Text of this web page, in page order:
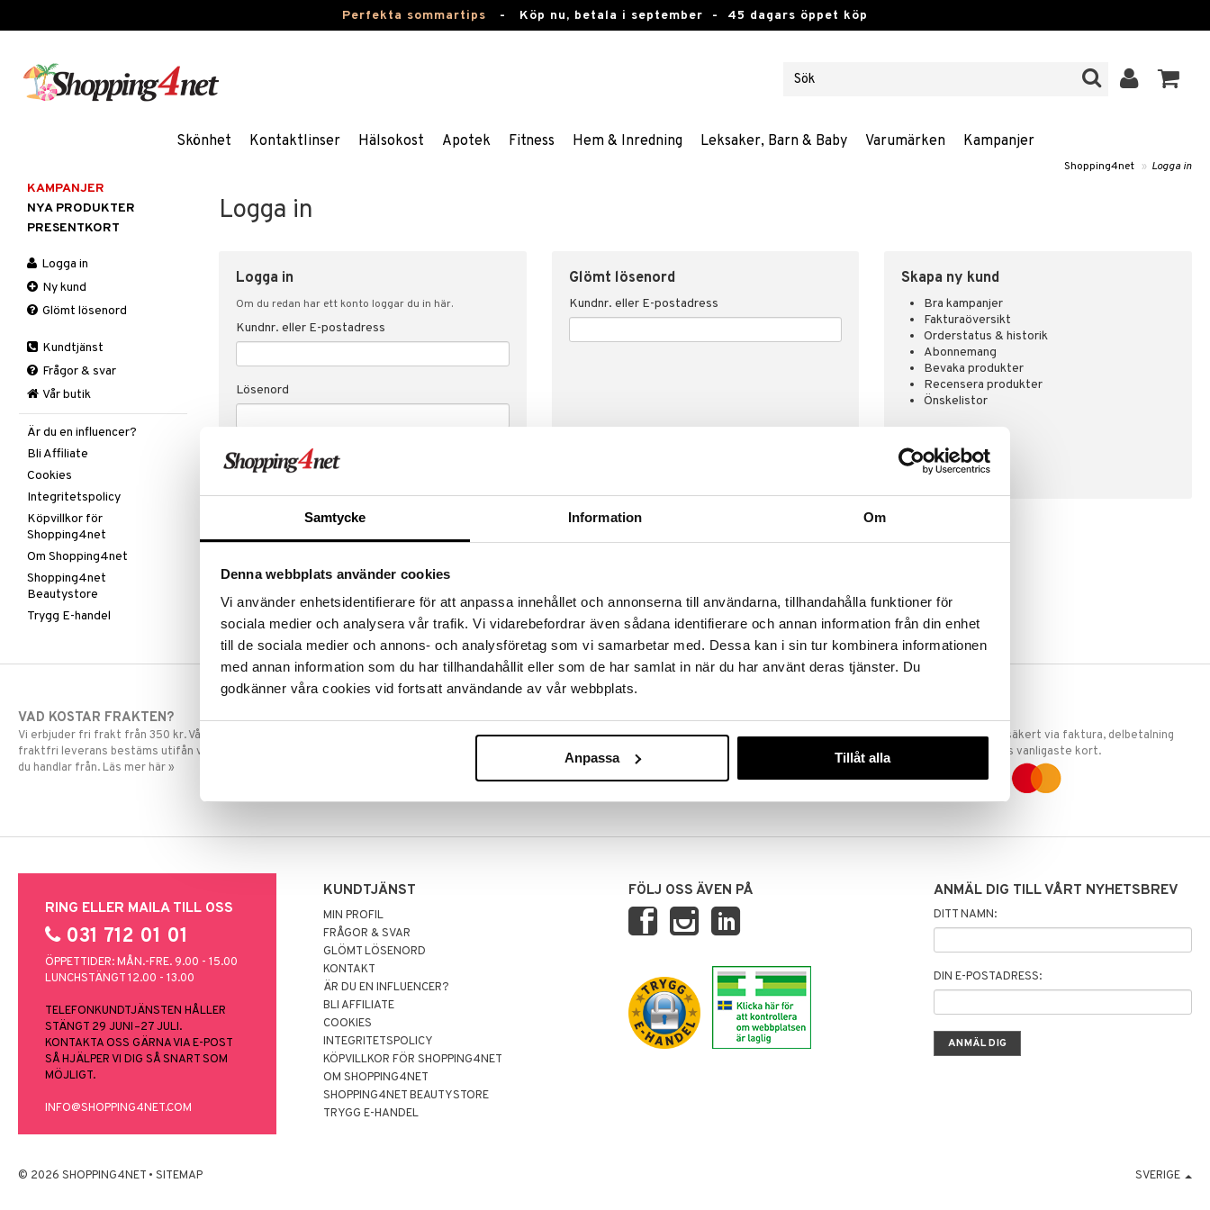
Samtycke Information Om
Denna webbplats använder cookies
Vi använder enhetsidentifierare för att anpassa innehållet och annonserna till användarna, tillhandahålla funktioner för
sociala medier och analysera vår trafik. Vi vidarebefordrar även sådana identifierare och annan information från din enhet
till de sociala medier och annons- och analysföretag som vi samarbetar med. Dessa kan i sin tur kombinera informationen
med annan information som du har tillhandahållit eller som de har samlat in när du har använt deras tjänster. Du
godkänner våra cookies vid fortsatt användande av vår webbplats.
Anpassa Tillåt alla
Perfekta sommartips - Köp nu, betala i september - 45 dagars öppet köp
Skönhet Kontaktlinser Hälsokost Apotek Fitness Hem & Inredning Leksaker, Barn & Baby Varumärken Kampanjer
Shopping4net » Logga in
Logga in
Logga in
Om du redan har ett konto loggar du in här.
Kundnr. eller E-postadress
Lösenord
Glömt lösenord
Kundnr. eller E-postadress
Skapa ny kund
Bra kampanjer
Fakturaöversikt
Orderstatus & historik
Abonnemang
Bevaka produkter
Recensera produkter
Önskelistor
SKAPA KUND
KAMPANJER
NYA PRODUKTER
PRESENTKORT
Logga in
Ny kund
Glömt lösenord
Kundtjänst
Frågor & svar
Vår butik
Är du en influencer?
Bli Affiliate
Cookies
Integritetspolicy
Köpvillkor för
Shopping4net
Om Shopping4net
Shopping4net
Beautystore
Trygg E-handel
VAD KOSTAR FRAKTEN?
Vi erbjuder fri frakt från 350 kr. Vår gräns för
fraktfri leverans bestäms utifån vilken avdelning
du handlar från. Läs mer här »
SNABBA LEVERANSER
Beställningar lagda före 14:00 (gäller varor i lager)
GODKÄND AV LÄKEMEDELSVERKET
EU-logotypen är symbolen som visar att vi är
godkända av Läkemedelsverket gällande
försäljning av läkemedel.
TRYGGA KÖP
Handla tryggt & säkert via faktura, delbetalning
eller marknadens vanligaste kort.
RING ELLER MAILA TILL OSS
031 712 01 01
ÖPPETTIDER: MÅN.-FRE. 9.00 - 15.00
LUNCHSTÄNGT 12.00 - 13.00
TELEFONKUNDTJÄNSTEN HÅLLER
STÄNGT 29 JUNI–27 JULI.
KONTAKTA OSS GÄRNA VIA E-POST
SÅ HJÄLPER VI DIG SÅ SNART SOM
MÖJLIGT.
INFO@SHOPPING4NET.COM
KUNDTJÄNST
MIN PROFIL
FRÅGOR & SVAR
GLÖMT LÖSENORD
KONTAKT
ÄR DU EN INFLUENCER?
BLI AFFILIATE
COOKIES
INTEGRITETSPOLICY
KÖPVILLKOR FÖR SHOPPING4NET
OM SHOPPING4NET
SHOPPING4NET BEAUTYSTORE
TRYGG E-HANDEL
FÖLJ OSS ÄVEN PÅ ANMÄL DIG TILL VÅRT NYHETSBREV
DITT NAMN:
DIN E-POSTADRESS:
© 2026 SHOPPING4NET • SITEMAP SVERIGE